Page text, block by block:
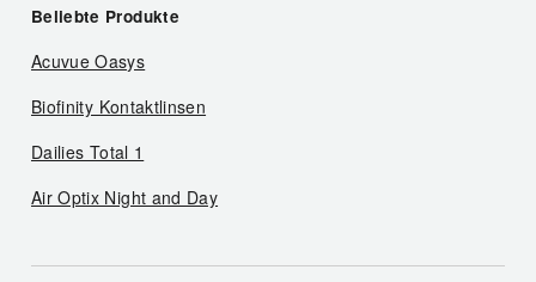
Beliebte Produkte
Acuvue Oasys
Biofinity Kontaktlinsen
Dailies Total 1
Air Optix Night and Day